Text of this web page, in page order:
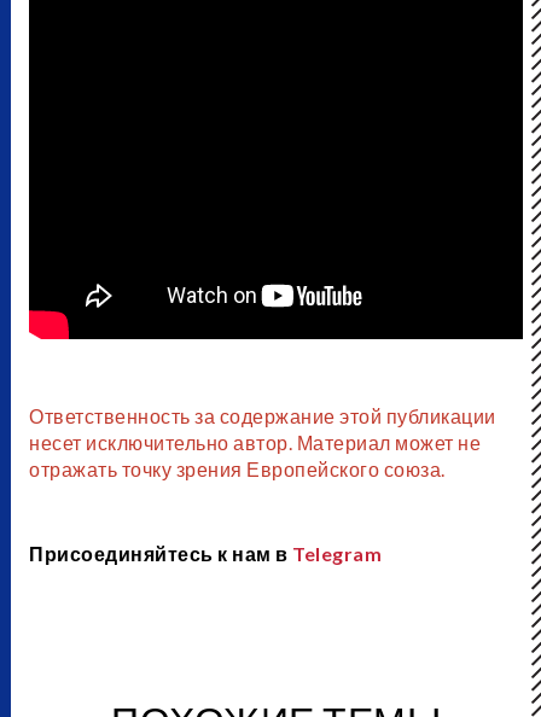
Ответственность за содержание этой публикации
несет исключительно автор. Материал может не
отражать точку зрения Европейского союза.
Присоединяйтесь к нам в Telegram